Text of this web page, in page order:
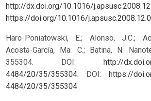
http://dx.doi.org/10.1016/
https://doi.org/10.1016/
Haro-Poniatowski, E.; Alonso, J.C.;
Acosta-García, Ma. C.; Batina, N.
355304. DOI:
http://
4484/20/35/355304. DOI:
https://
4484/20/35/355304